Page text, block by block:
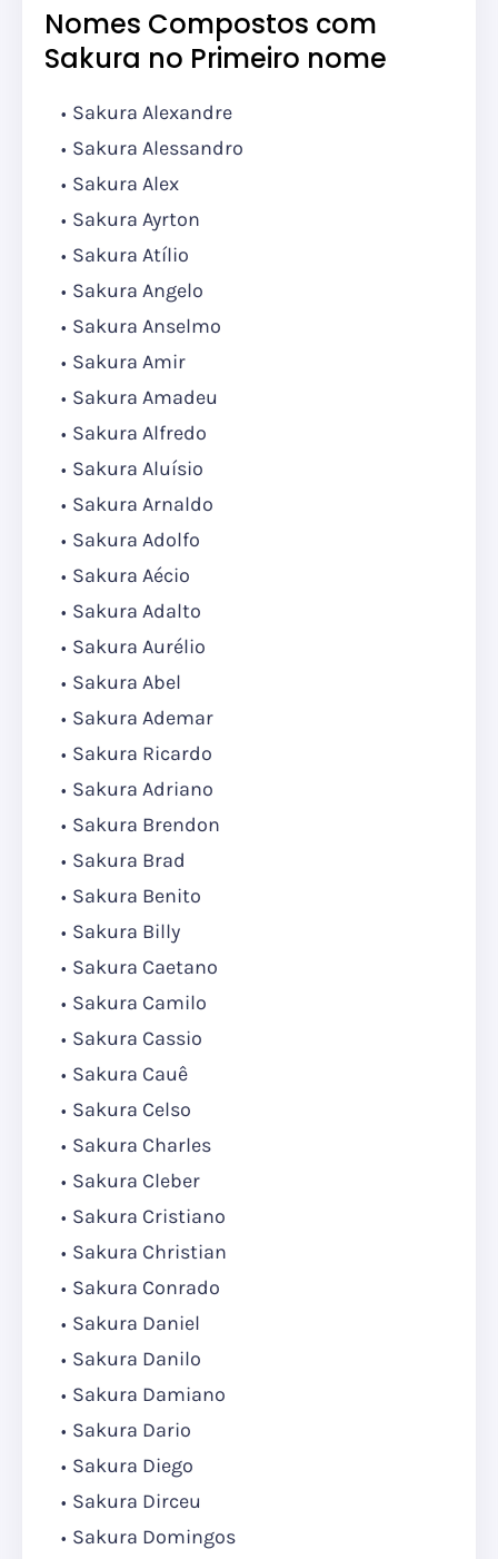
Nomes Compostos com
Sakura no Primeiro nome
Sakura Alexandre
Sakura Alessandro
Sakura Alex
Sakura Ayrton
Sakura Atílio
Sakura Angelo
Sakura Anselmo
Sakura Amir
Sakura Amadeu
Sakura Alfredo
Sakura Aluísio
Sakura Arnaldo
Sakura Adolfo
Sakura Aécio
Sakura Adalto
Sakura Aurélio
Sakura Abel
Sakura Ademar
Sakura Ricardo
Sakura Adriano
Sakura Brendon
Sakura Brad
Sakura Benito
Sakura Billy
Sakura Caetano
Sakura Camilo
Sakura Cassio
Sakura Cauê
Sakura Celso
Sakura Charles
Sakura Cleber
Sakura Cristiano
Sakura Christian
Sakura Conrado
Sakura Daniel
Sakura Danilo
Sakura Damiano
Sakura Dario
Sakura Diego
Sakura Dirceu
Sakura Domingos